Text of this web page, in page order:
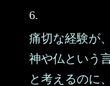
6.
痛切な経験が、
神や仏という
と考えるのに